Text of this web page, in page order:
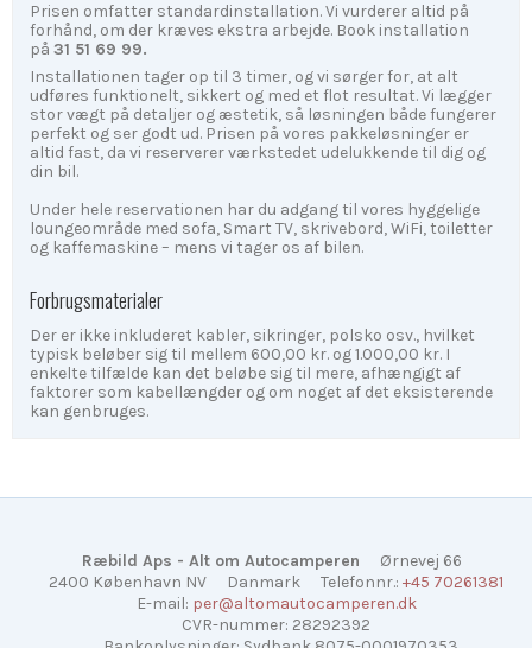
Prisen omfatter standardinstallation. Vi vurderer altid på
forhånd, om der kræves ekstra arbejde. Book installation
på 31 51 69 99.
Installationen tager op til 3 timer, og vi sørger for, at alt
udføres funktionelt, sikkert og med et flot resultat. Vi lægger
stor vægt på detaljer og æstetik, så løsningen både fungerer
perfekt og ser godt ud. Prisen på vores pakkeløsninger er
altid fast, da vi reserverer værkstedet udelukkende til dig og
din bil.
Under hele reservationen har du adgang til vores hyggelige
loungeområde med sofa, Smart TV, skrivebord, WiFi, toiletter
og kaffemaskine – mens vi tager os af bilen.
Forbrugsmaterialer
Der er ikke inkluderet kabler, sikringer, polsko osv., hvilket
typisk beløber sig til mellem 600,00 kr. og 1.000,00 kr. I
enkelte tilfælde kan det beløbe sig til mere, afhængigt af
faktorer som kabellængder og om noget af det eksisterende
kan genbruges.
Ræbild Aps - Alt om Autocamperen
Ørnevej 66
2400 København NV
Danmark Telefonnr.: +45 70261381
E-mail: per@altomautocamperen.dk
CVR-nummer: 28292392